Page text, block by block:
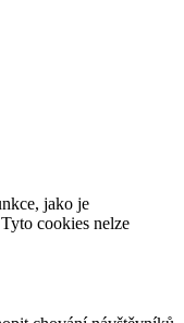
jako je
cookies nelze